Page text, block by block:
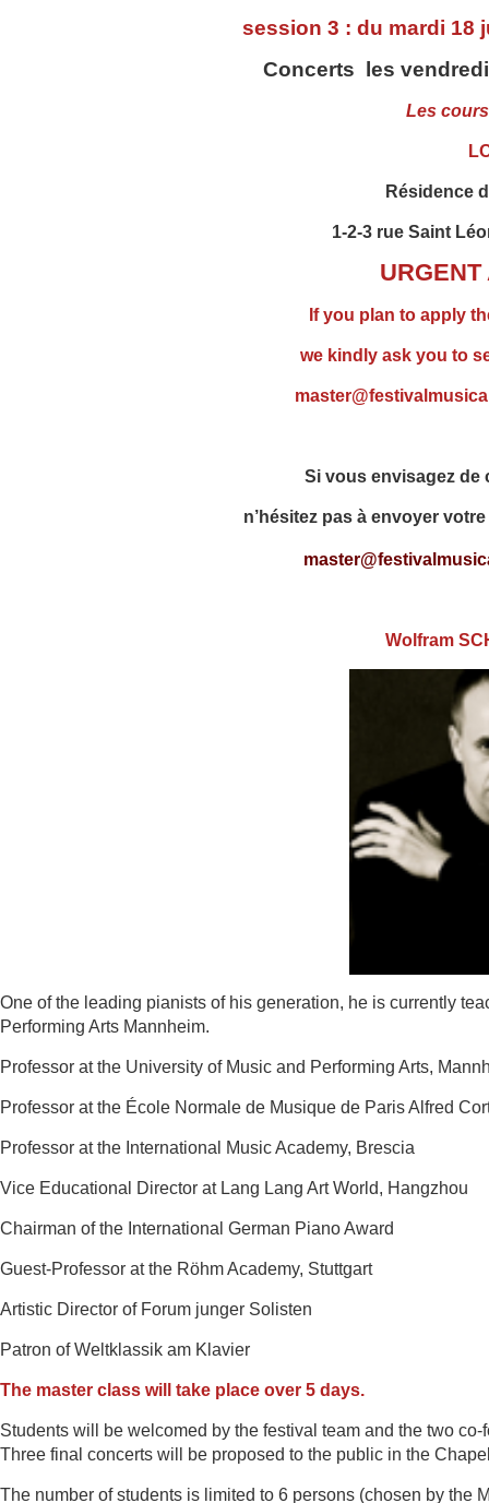
session 3 : du mardi 18
Concerts les
Les
Résidence
1-2-3 rue Saint
URGENT
If you plan to apply
we kindly ask you to
Si vous envisagez de
n’hésitez pas à envoyer
Wolfram
One of the leading pianists of his generation, he is currently
Performing Arts Mannheim.
Professor at the University of Music and Performing Arts,
Professor at the École Normale de Musique de Paris Alfred
Professor at the International Music Academy, Brescia
Vice Educational Director at Lang Lang Art World, Hangzhou
Chairman of the International German Piano Award
Guest-Professor at the Röhm Academy, Stuttgart
Artistic Director of Forum junger Solisten
Patron of Weltklassik am Klavier
The master class will take place over 5 days.
Students will be welcomed by the festival team and the two
Three final concerts will be proposed to the public in the
The number of students is limited to 6 persons (chosen by the